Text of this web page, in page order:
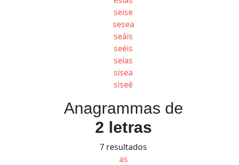
seise
sesea
seáis
seéis
seías
sisea
siseé
Anagrammas de
2 letras
7 resultados
as